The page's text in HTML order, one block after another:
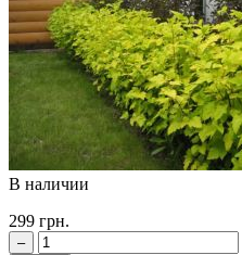
В наличии
299 грн.
–